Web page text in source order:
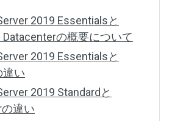
2019 Essentialsと
Datacenterの概要について
2019 Essentialsと
違い
2019 Standardと
違い